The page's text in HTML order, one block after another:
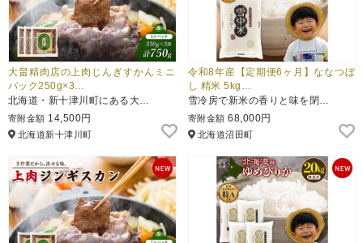
大畠精肉店の上肉じんぎすかんミニ
パック250g×3…
北海道・新十津川町にある大…
寄附金額 14,500円
北海道新十津川町
令和8年産【定期便6ヶ月】ななつぼ
し 精米 5kg…
雪冷房で新米の香りと味を閉…
寄附金額 68,000円
北海道沼田町